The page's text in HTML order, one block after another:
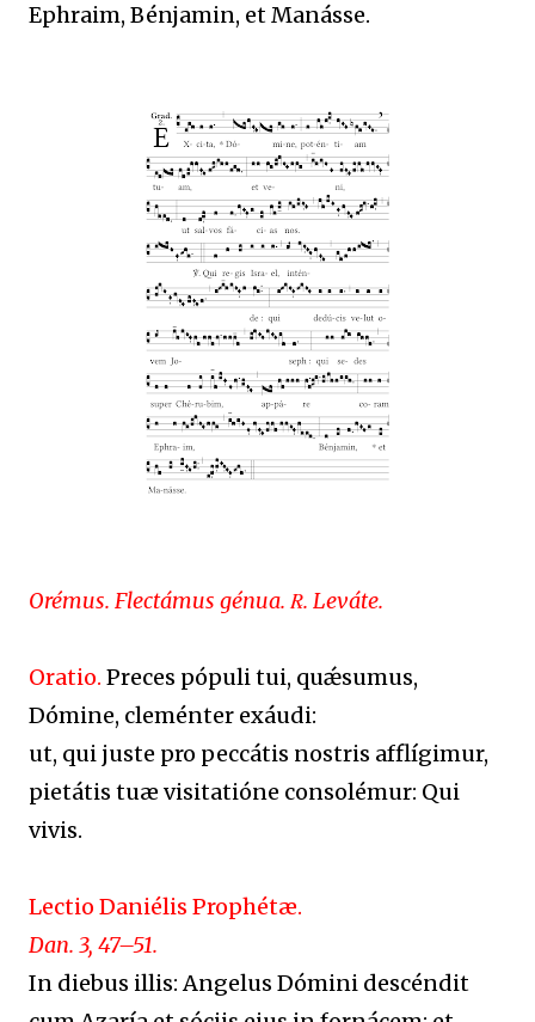
Ephraim, Bénjamin, et Manásse.
Orémus. Flectámus génua. ℞. Leváte.
Oratio. Preces pópuli tui, quǽsumus,
Dómine, cleménter exáudi:
ut, qui juste pro peccátis nostris afflígimur,
pietátis tuæ visitatióne consolémur: Qui
vivis.
Lectio Daniélis Prophétæ.
Dan. 3, 47–51.
In diebus illis: Angelus Dómini descéndit